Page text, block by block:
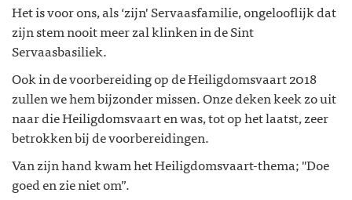
Het is voor ons, als ‘zijn' Servaasfamilie, ongelooflijk dat
zijn stem nooit meer zal klinken in de Sint
Servaasbasiliek.
Ook in de voorbereiding op de Heiligdomsvaart 2018
zullen we hem bijzonder missen. Onze deken keek zo uit
naar die Heiligdomsvaart en was, tot op het laatst, zeer
betrokken bij de voorbereidingen.
Van zijn hand kwam het Heiligdomsvaart-thema; "Doe
goed en zie niet om”.